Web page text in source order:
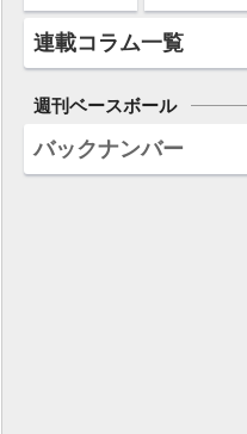
連載コラム一覧
週刊ベースボール
バックナンバー